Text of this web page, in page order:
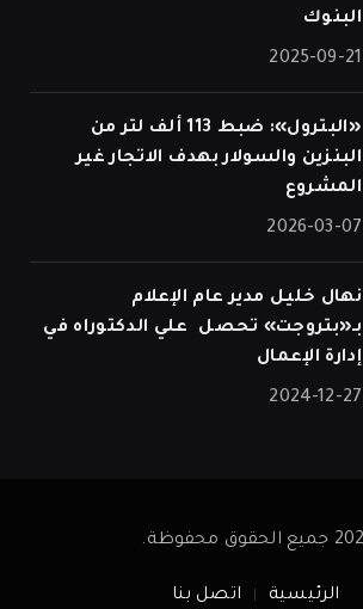
البنوك
2025-09-21
«البترول»: ضبط 113 ألف لتر من
البنزين والسولار بهدف الاتجار غير
المشروع
2026-03-07
نهال خليل مدير عام الإعلام
بـ«بتروجت» تحصل علي الدكتوراه في
إدارة الإعمال
2024-12-27
الرئيسية اتصل بنا